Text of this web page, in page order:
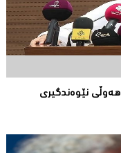
نێوەندگیرى